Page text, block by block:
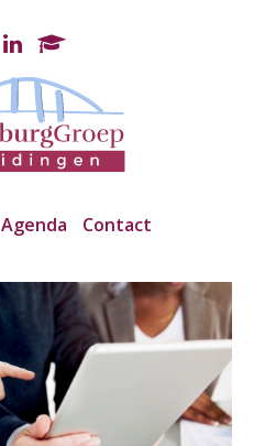
Agenda Contact